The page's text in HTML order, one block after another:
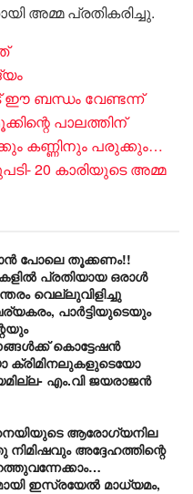
അമ്മ പ്രതികരിച്ചു.
ഈ ബന്ധം വേണ്ടന്ന്
പാലത്തിന്
കണ്ണിനും പരുക്കും…
20 കാരിയുടെ അമ്മ
പോലെ തൂക്കണം!!
പ്രതിയായ ഒരാൾ
വെല്ലുവിളിച്ചു
പാർട്ടിയുടെയും
കൊട്ടേഷൻ
എം.വി ജയരാജൻ
ആരോ​ഗ്യനില
അദ്ദേഹത്തിന്റെ
ഇസ്രയേൽ മാധ്യമം,